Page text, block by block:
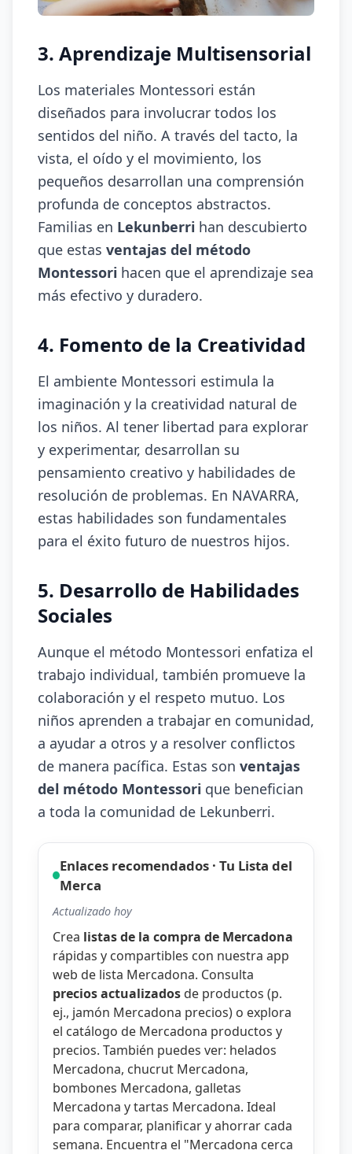
3. Aprendizaje Multisensorial
Los materiales Montessori están
diseñados para involucrar todos los
sentidos del niño. A través del tacto, la
vista, el oído y el movimiento, los
pequeños desarrollan una comprensión
profunda de conceptos abstractos.
Familias en Lekunberri han descubierto
que estas ventajas del método
Montessori hacen que el aprendizaje sea
más efectivo y duradero.
4. Fomento de la Creatividad
El ambiente Montessori estimula la
imaginación y la creatividad natural de
los niños. Al tener libertad para explorar
y experimentar, desarrollan su
pensamiento creativo y habilidades de
resolución de problemas. En NAVARRA,
estas habilidades son fundamentales
para el éxito futuro de nuestros hijos.
5. Desarrollo de Habilidades
Sociales
Aunque el método Montessori enfatiza el
trabajo individual, también promueve la
colaboración y el respeto mutuo. Los
niños aprenden a trabajar en comunidad,
a ayudar a otros y a resolver conflictos
de manera pacífica. Estas son ventajas
del método Montessori que benefician
a toda la comunidad de Lekunberri.
Enlaces recomendados · Tu Lista del
Merca
Actualizado hoy
Crea listas de la compra de Mercadona
rápidas y compartibles con nuestra app
web de lista Mercadona. Consulta
precios actualizados de productos (p.
ej., jamón Mercadona precios) o explora
el catálogo de Mercadona productos y
precios. También puedes ver: helados
Mercadona, chucrut Mercadona,
bombones Mercadona, galletas
Mercadona ytartas Mercadona. Ideal
para comparar, planificar y ahorrar cada
semana. Encuentra el "Mercadona cerca